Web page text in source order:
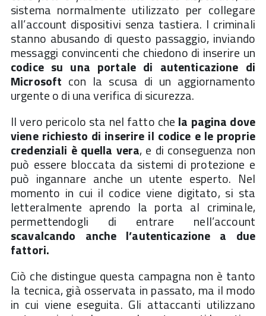
sistema normalmente utilizzato per collegare
all’account dispositivi senza tastiera. I criminali
stanno abusando di questo passaggio, inviando
messaggi convincenti che chiedono di inserire un
codice su una portale di autenticazione di
Microsoft con la scusa di un aggiornamento
urgente o di una verifica di sicurezza.
Il vero pericolo sta nel fatto che la pagina dove
viene richiesto di inserire il codice e le proprie
credenziali è quella vera, e di conseguenza non
può essere bloccata da sistemi di protezione e
può ingannare anche un utente esperto. Nel
momento in cui il codice viene digitato, si sta
letteralmente aprendo la porta al criminale,
permettendogli di entrare nell’account
scavalcando anche l’autenticazione a due
fattori.
Ciò che distingue questa campagna non è tanto
la tecnica, già osservata in passato, ma il modo
in cui viene eseguita. Gli attaccanti utilizzano